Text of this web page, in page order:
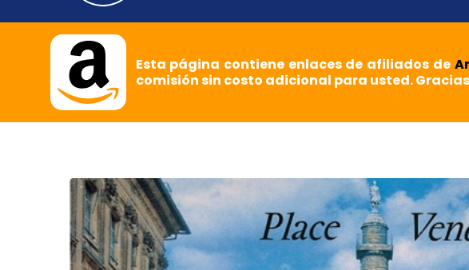
Esta página contiene enlaces de afiliados de
comisión sin costo adicional para usted.